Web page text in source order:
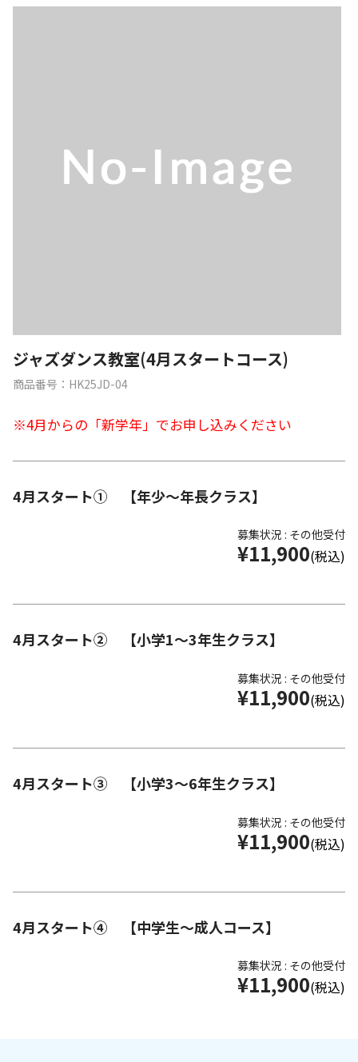
ジャズダンス教室(4月スタートコース)
商品番号：HK25JD-04
※4月からの「新学年」でお申し込みください
4月スタート① 【年少～年長クラス】
募集状況 : その他受付
¥11,900(税込)
4月スタート② 【小学1～3年生クラス】
募集状況 : その他受付
¥11,900(税込)
4月スタート③ 【小学3～6年生クラス】
募集状況 : その他受付
¥11,900(税込)
4月スタート④ 【中学生～成人コース】
募集状況 : その他受付
¥11,900(税込)